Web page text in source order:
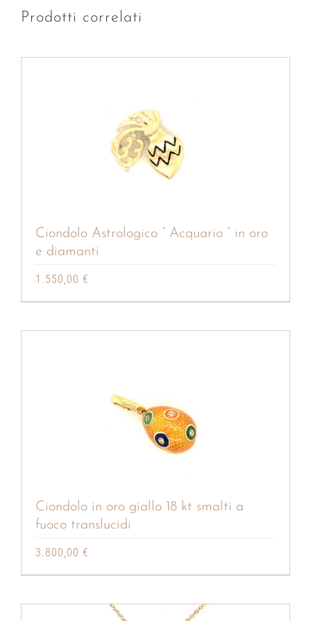
Prodotti correlati
Ciondolo Astrologico ” Acquario ” in oro
e diamanti
1.550,00 €
Ciondolo in oro giallo 18 kt smalti a
fuoco translucidi
3.800,00 €